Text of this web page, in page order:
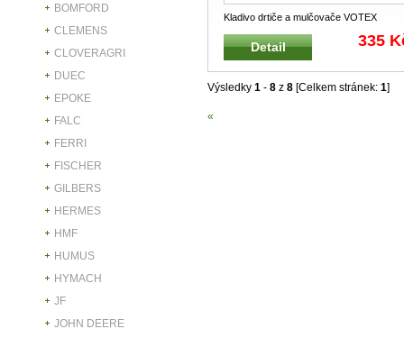
BOMFORD
CLEMENS
CLOVERAGRI
DUEC
EPOKE
FALC
FERRI
FISCHER
GILBERS
HERMES
HMF
HUMUS
HYMACH
JF
JOHN DEERE
Kladivo drtiče a mulčovače VOTEX
45.03.182 Hmotnost : 1,4 kg
Detail 335
Výsledky 1 - 8 z 8 [Celkem stránek: 1]
«